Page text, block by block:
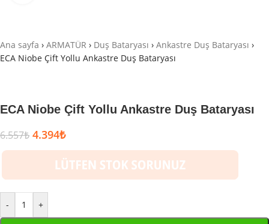
Ana sayfa › ARMATÜR › Duş Bataryası › Ankastre Duş Bataryası ›
ECA Niobe Çift Yollu Ankastre Duş Bataryası
ECA Niobe Çift Yollu Ankastre Duş Bataryası
6.557₺ 4.394₺
- +